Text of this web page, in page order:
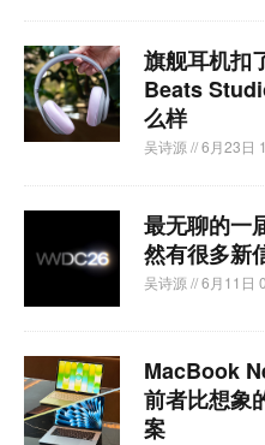
旗舰耳机扣
Beats
么样
吴诗源 // 6月23日
最无聊的一
然有很多新
吴诗源 // 6月11日
MacBook
前者比想象
案